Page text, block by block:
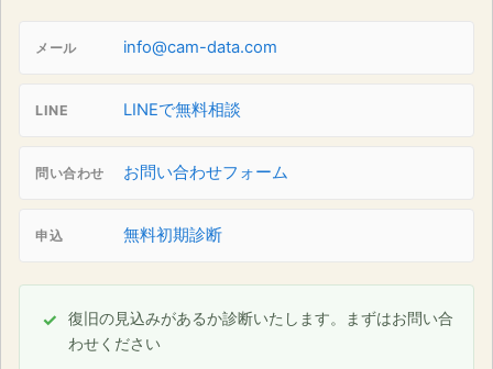
メール info@cam-data.com
LINE LINEで無料相談
問い合わせ お問い合わせフォーム
申込 無料初期診断
復旧の見込みがあるか診断いたします。まずはお問い合
わせください